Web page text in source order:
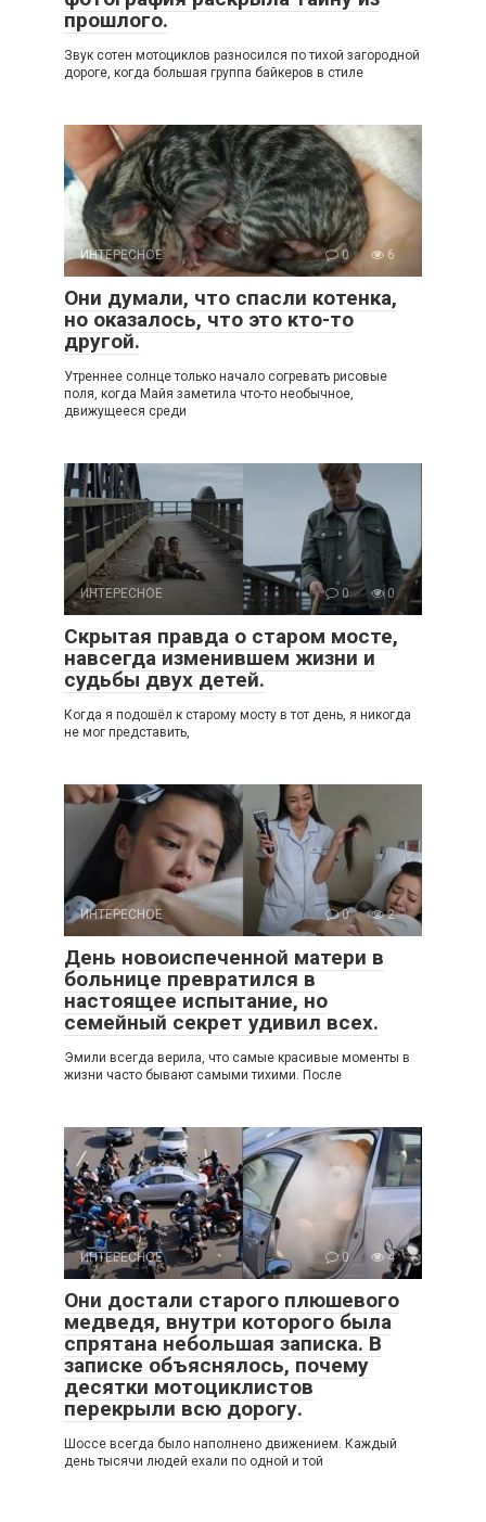
прошлого.
Звук сотен мотоциклов разносился по тихой загородной
дороге, когда большая группа байкеров в стиле
ИНТЕРЕСНОЕ 0 6
Они думали, что спасли котенка,
но оказалось, что это кто-то
другой.
Утреннее солнце только начало согревать рисовые
поля, когда Майя заметила что-то необычное,
движущееся среди
ИНТЕРЕСНОЕ 0 0
Скрытая правда о старом мосте,
навсегда изменившем жизни и
судьбы двух детей.
Когда я подошёл к старому мосту в тот день, я никогда
не мог представить,
ИНТЕРЕСНОЕ 0 2
День новоиспеченной матери в
больнице превратился в
настоящее испытание, но
семейный секрет удивил всех.
Эмили всегда верила, что самые красивые моменты в
жизни часто бывают самыми тихими. После
ИНТЕРЕСНОЕ 0 4
Они достали старого плюшевого
медведя, внутри которого была
спрятана небольшая записка. В
записке объяснялось, почему
десятки мотоциклистов
перекрыли всю дорогу.
Шоссе всегда было наполнено движением. Каждый
день тысячи людей ехали по одной и той